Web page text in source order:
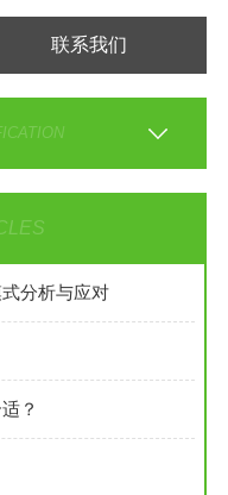
联系我们
分析与应对
？